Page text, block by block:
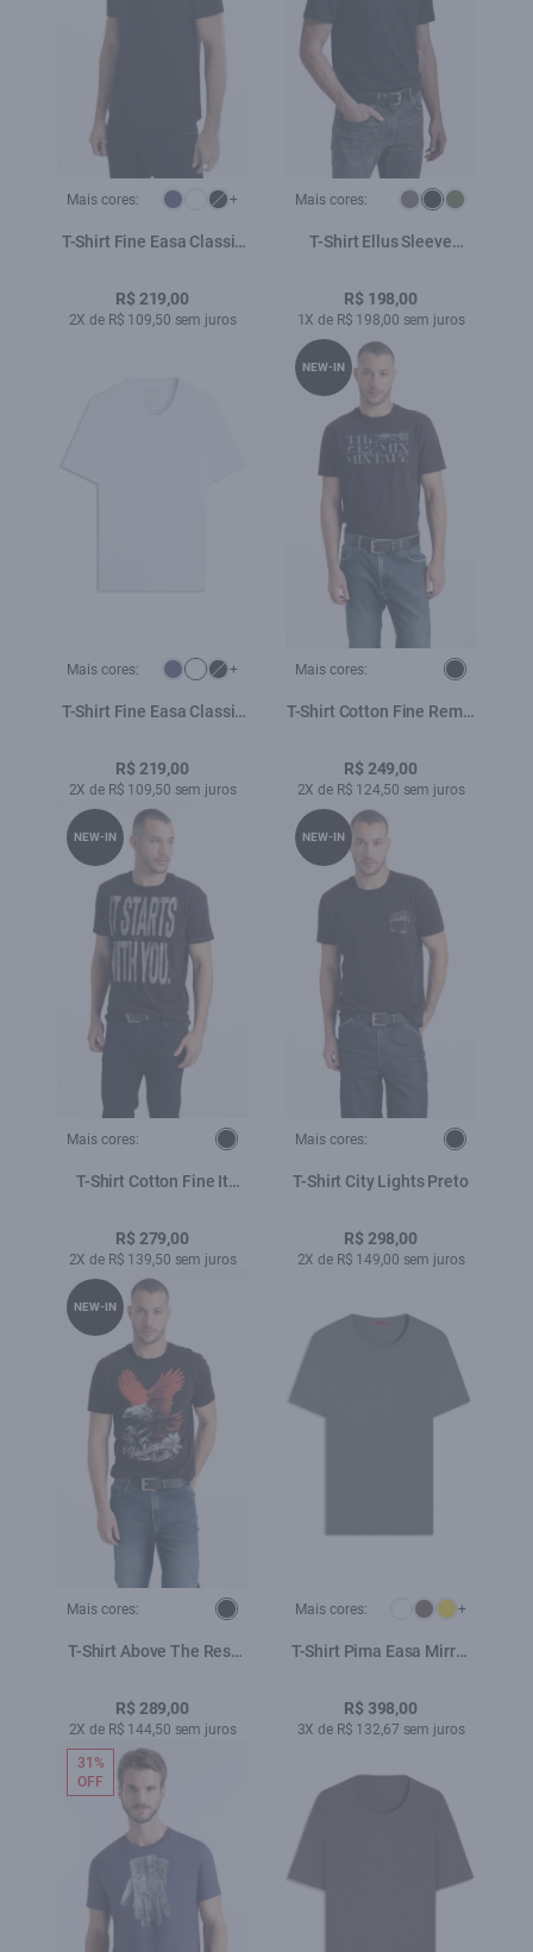
Mais cores: +
T-Shirt Fine Easa Classic
R$ 219,00
2X de R$ 109,50 sem juros
Mais cores:
T-Shirt Ellus Sleeve
R$ 198,00
1X de R$ 198,00 sem juros
Mais cores: +
T-Shirt Fine Easa Classic
R$ 219,00
2X de R$ 109,50 sem juros
Mais cores:
T-Shirt Cotton Fine Remix
R$ 249,00
2X de R$ 124,50 sem juros
NEW-IN
Mais cores:
T-Shirt Cotton Fine It
Preto
R$ 279,00
2X de R$ 139,50 sem juros
NEW-IN
Mais cores:
T-Shirt City Lights Preto
R$ 298,00
2X de R$ 149,00 sem juros
NEW-IN
Mais cores:
T-Shirt Above The Rest
R$ 289,00
2X de R$ 144,50 sem juros
NEW-IN
Mais cores: +
T-Shirt Pima Easa Mirror
R$ 398,00
3X de R$ 132,67 sem juros
31%
OFF